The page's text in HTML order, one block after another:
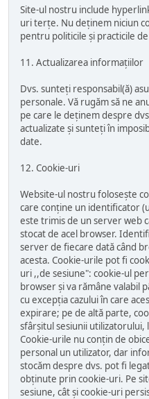
Site-ul nostru include
uri terțe. Nu deținem niciun
pentru politicile și practicile
11. Actualizarea informațiilor
Dvs. sunteți responsabil(ă)
personale. Vă rugăm să ne
pe care le deținem despre
actualizate și sunteți în
date.
12. Cookie-uri
Website-ul nostru folosește
care conține un identificator
este trimis de un server web
stocat de acel browser.
server de fiecare dată când
acesta. Cookie-urile pot fi
uri ,,de sesiune": cookie-ul
browser și va rămâne valabil
cu excepția cazului în care
expirare; pe de altă parte,
sfârșitul sesiunii utilizatorului,
Cookie-urile nu conțin de
personal un utilizator, dar
stocăm despre dvs. pot fi
obținute prin cookie-uri. Pe
sesiune, cât și cookie-uri